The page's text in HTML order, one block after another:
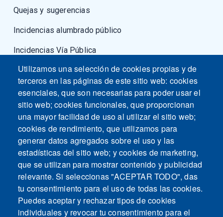
Quejas y sugerencias
Incidencias alumbrado público
Incidencias Vía Pública
Fuerzas armadas
Utilizamos una selección de cookies propias y de
terceros en las páginas de este sitio web: cookies
esenciales, que son necesarias para poder usar el
sitio web; cookies funcionales, que proporcionan
una mayor facilidad de uso al utilizar el sitio web;
cookies de rendimiento, que utilizamos para
generar datos agregados sobre el uso y las
estadísticas del sitio web; y cookies de marketing,
que se utilizan para mostrar contenido y publicidad
relevante. Si seleccionas "ACEPTAR TODO", das
tu consentimiento para el uso de todas las cookies.
Puedes aceptar y rechazar tipos de cookies
individuales y revocar tu consentimiento para el